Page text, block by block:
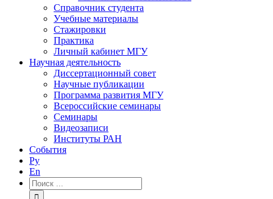
Справочник студента
Учебные материалы
Стажировки
Практика
Личный кабинет МГУ
Научная деятельность
Диссертационный совет
Научные публикации
Программа развития МГУ
Всероссийские семинары
Семинары
Видеозаписи
Институты РАН
События
Ру
En
Результат
поиска: